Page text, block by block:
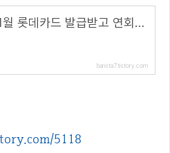
앱테크, 11월 롯데카드 발급받고 연회비 100% 캐시백 받아요
barista7.tistory.com
5118